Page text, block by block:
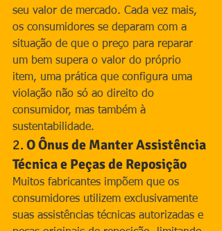
seu valor de mercado. Cada vez mais,
os consumidores se deparam com a
situação de que o preço para reparar
um bem supera o valor do próprio
item, uma prática que configura uma
violação não só ao direito do
consumidor, mas também à
sustentabilidade.
2. O Ônus de Manter Assistência
Técnica e Peças de Reposição
Muitos fabricantes impõem que os
consumidores utilizem exclusivamente
suas assistências técnicas autorizadas e